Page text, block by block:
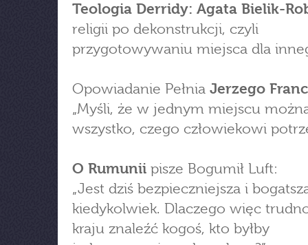
Teologia Derridy: Agata Bielik-
religii po dekonstrukcji, czyli
przygotowywaniu miejsca dla
Opowiadanie Pełnia Jerzego
„Myśli, że w jednym miejscu
wszystko, czego człowiekowi
O Rumunii pisze Bogumił Luft:
„Jest dziś bezpieczniejsza i
kiedykolwiek. Dlaczego więc
kraju znaleźć kogoś, kto byłby